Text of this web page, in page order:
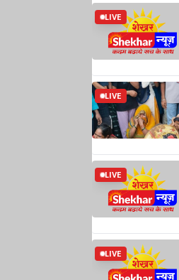
LIVE
LIVE
LIVE
LIVE